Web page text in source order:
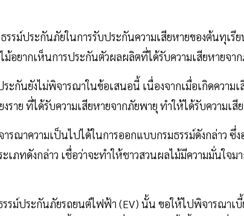
รม์ประกันภัยในการรับประกันความเสียหายของต้นทุเรี
ม้อยากเห็นการประกันตัวผลผลิตที่ได้รับความเสียหายจา
ะกันยังไม่พิจารณาในข้อเสนอนี้ เนื่องจากเมื่อเกิดความ
ราย ที่ได้รับความเสียหายจากภัยพายุ ทำให้ได้รับความเ
รณาความเป็นไปได้ในการออกแบบกรมธรรม์ดังกล่าว ซึ่
เภทดังกล่าว เชื่อว่าจะทำให้ชาวสวนผลไม้มีความมั่นใจ
ม์ประกันภัยรถยนต์ไฟฟ้า (EV) นั้น ขอให้ไปพิจารณาเบี้